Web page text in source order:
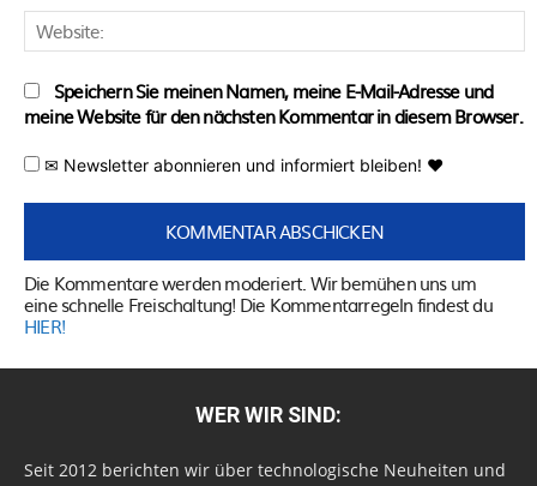
Speichern Sie meinen Namen, meine E-Mail-Adresse und
meine Website für den nächsten Kommentar in diesem Browser.
✉ Newsletter abonnieren und informiert bleiben! ♥
Die Kommentare werden moderiert. Wir bemühen uns um
eine schnelle Freischaltung! Die Kommentarregeln findest du
HIER!
WER WIR SIND:
Seit 2012 berichten wir über technologische Neuheiten und